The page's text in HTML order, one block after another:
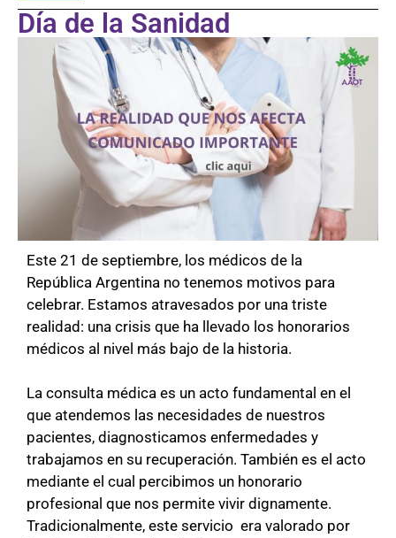
Día de la Sanidad
Este 21 de septiembre, los médicos de la
República Argentina no tenemos motivos para
celebrar. Estamos atravesados por una triste
realidad: una crisis que ha llevado los honorarios
médicos al nivel más bajo de la historia.
La consulta médica es un acto fundamental en el
que atendemos las necesidades de nuestros
pacientes, diagnosticamos enfermedades y
trabajamos en su recuperación. También es el acto
mediante el cual percibimos un honorario
profesional que nos permite vivir dignamente.
Tradicionalmente, este servicio era valorado por